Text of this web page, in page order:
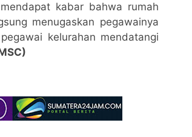
kabar bahwa rumah
menugaskan pegawainya
kelurahan mendatangi